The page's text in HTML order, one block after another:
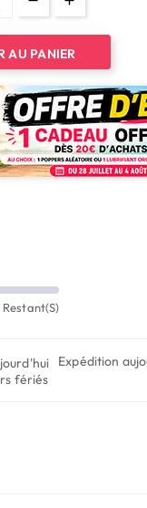
AU PANIER
Expédition
fériés